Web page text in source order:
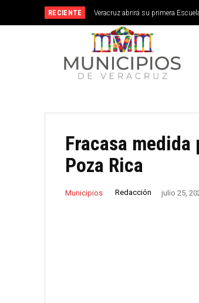
RECIENTE
Veracruz abrirá su primera
septiembre
Fracasa
Poza Rica
Municipios Redacción julio 25,